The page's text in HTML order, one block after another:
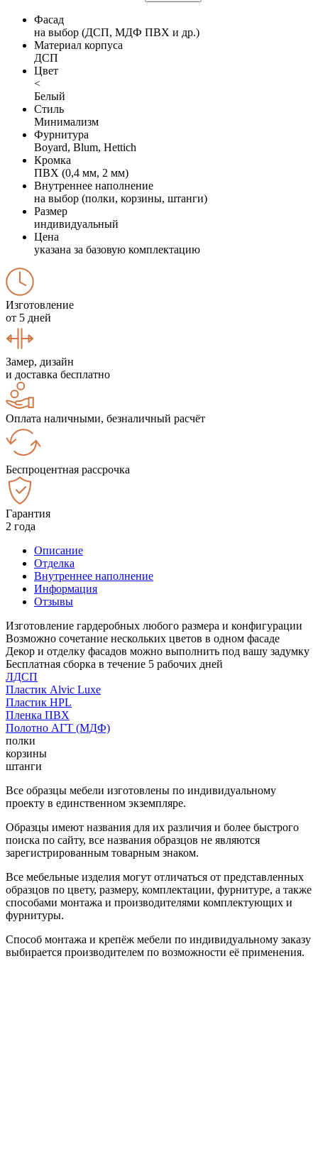
Фасад
на выбор (ДСП, МДФ ПВХ и др.)
Материал корпуса
ДСП
Цвет
<
Белый
Стиль
Минимализм
Фурнитура
Boyard, Blum, Hettich
Кромка
ПВХ (0,4 мм, 2 мм)
Внутреннее наполнение
на выбор (полки, корзины, штанги)
Размер
индивидуальный
Цена
указана за базовую комплектацию
Изготовление
от 5 дней
Замер, дизайн
и доставка бесплатно
Оплата наличными, безналичный расчёт
Беспроцентная рассрочка
Гарантия
2 года
Описание
Отделка
Внутреннее наполнение
Информация
Отзывы
Изготовление гардеробных любого размера и конфигурации
Возможно сочетание нескольких цветов в одном фасаде
Декор и отделку фасадов можно выполнить под вашу задумку
Бесплатная сборка в течение 5 рабочих дней
ЛДСП
Пластик Alvic Luxe
Пластик HPL
Пленка ПВХ
Полотно АГТ (МДФ)
полки
корзины
штанги
Все образцы мебели изготовлены по индивидуальному
проекту в единственном экземпляре.
Образцы имеют названия для их различия и более быстрого
поиска по сайту, все названия образцов не являются
зарегистрированным товарным знаком.
Все мебельные изделия могут отличаться от представленных
образцов по цвету, размеру, комплектации, фурнитуре, а также
способами монтажа и производителями комплектующих и
фурнитуры.
Способ монтажа и крепёж мебели по индивидуальному заказу
выбирается производителем по возможности её применения.